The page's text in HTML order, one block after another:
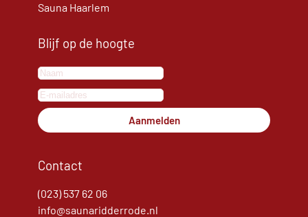
Sauna Haarlem
Blijf op de hoogte
Aanmelden
Contact
(023) 537 62 06
info@saunaridderrode.nl